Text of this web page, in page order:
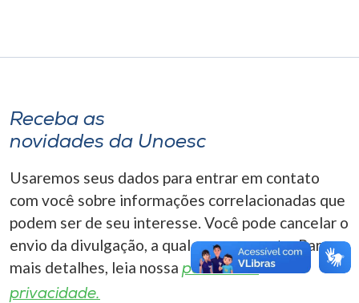
A-
Receba as
novidades da Unoesc
Usaremos seus dados para entrar em contato
com você sobre informações correlacionadas que
podem ser de seu interesse. Você pode cancelar o
envio da divulgação, a qualquer momento. Para
mais detalhes, leia nossa política de
privacidade.